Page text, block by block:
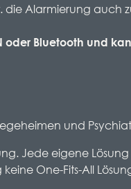
Alarmierung auch
oder Bluetooth und
und
Jede eigene
One-Fits-All